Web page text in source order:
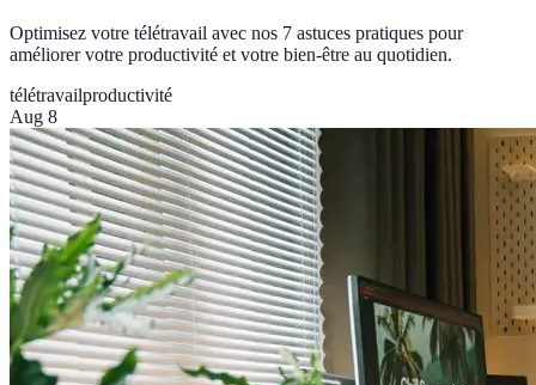
Optimisez votre télétravail avec nos 7 astuces pratiques pour
améliorer votre productivité et votre bien-être au quotidien.
télétravailproductivité
Aug 8